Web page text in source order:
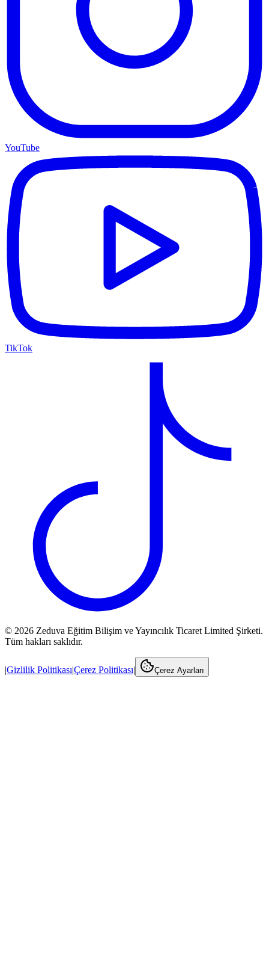
YouTube
TikTok
© 2026 Zeduva Eğitim Bilişim ve Yayıncılık Ticaret Limited Şirketi.
Tüm hakları saklıdır.
|Gizlilik Politikası|Çerez Politikası| Çerez Ayarları